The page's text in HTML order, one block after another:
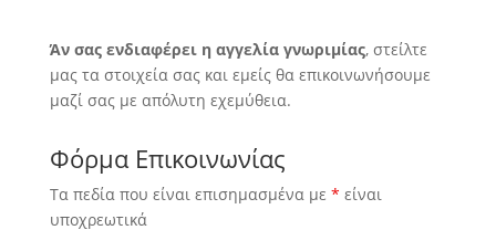
Άν σας ενδιαφέρει η αγγελία γνωριμίας, στείλτε
μας τα στοιχεία σας και εμείς θα επικοινωνήσουμε
μαζί σας με απόλυτη εχεμύθεια.
Φόρμα Επικοινωνίας
Τα πεδία που είναι επισημασμένα με * είναι
υποχρεωτικά